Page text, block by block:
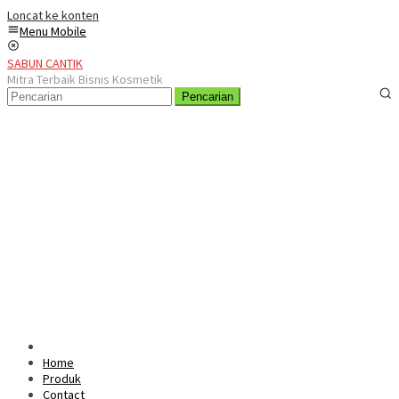
Loncat ke konten
Menu Mobile
SABUN CANTIK
Mitra Terbaik Bisnis Kosmetik
Pencarian
Home
Produk
Contact